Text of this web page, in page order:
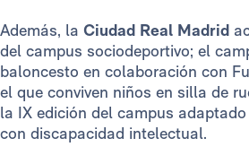
Además, la Ciudad Real Madrid
del campus sociodeportivo; el
baloncesto en colaboración con
el que conviven niños en silla de
la IX edición del campus
con discapacidad intelectual.